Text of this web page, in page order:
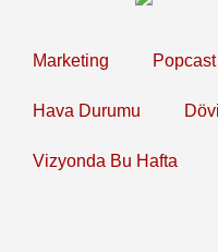
Marketing Popcast
Hava Durumu
Vizyonda Bu Hafta